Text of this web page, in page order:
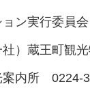
ン実行委員会
）蔵王町観
案内所 0224-